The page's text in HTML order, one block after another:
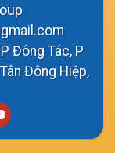
Đông Tác, P
Đông Hiệp,